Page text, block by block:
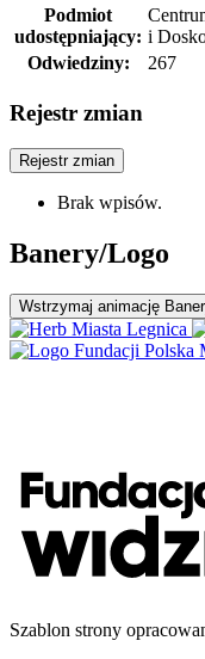
Podmiot
udostępniający: i
Odwiedziny:
267
Rejestr zmian
Rejestr zmian
Brak wpisów.
Banery/Logo
Wstrzymaj animację
Szablon strony